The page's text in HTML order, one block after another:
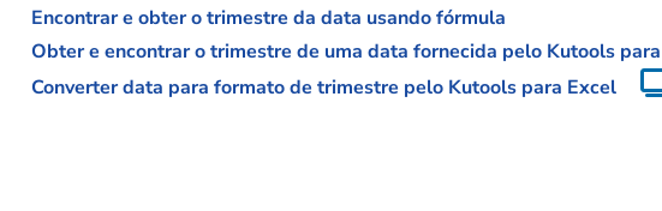
Encontrar e obter o trimestre da data usando fórmula
Obter e encontrar o trimestre de uma data fornecida pelo Kutools
Converter data para formato de trimestre pelo Kutools para Excel